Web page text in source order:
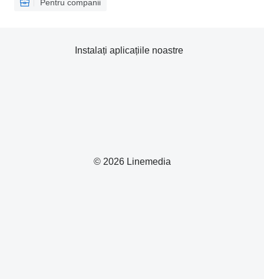
Pentru companii
© 2026 Linemedia
Instalați aplicațiile noastre